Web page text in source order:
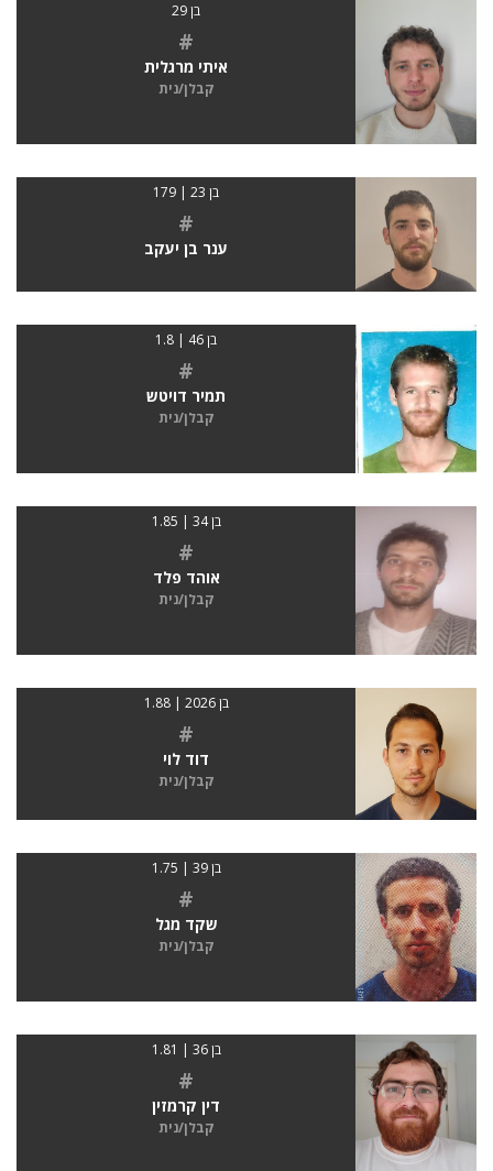
בן 29
#
איתי מרגלית
קבלן/נית
בן 23 | 179
#
ענר בן יעקב
בן 46 | 1.8
#
תמיר דויטש
קבלן/נית
בן 34 | 1.85
#
אוהד פלד
קבלן/נית
בן 2026 | 1.88
#
דוד לוי
קבלן/נית
בן 39 | 1.75
#
שקד מגל
קבלן/נית
בן 36 | 1.81
#
דין קרמזין
קבלן/נית